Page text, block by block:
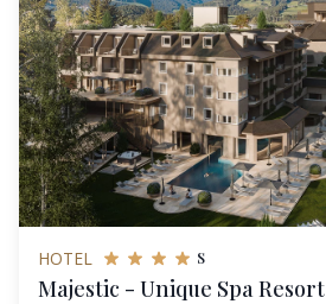
HOTEL s
Majestic - Unique Spa Resort